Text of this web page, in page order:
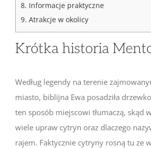
8. Informacje praktyczne
9. Atrakcje w okolicy
Krótka historia
Według legendy na terenie
miasto, biblijna Ewa posadziła
ten sposób miejscowi tłumaczą, skąd
wiele upraw cytryn oraz dlaczego
rajem. Faktycznie cytryny rosną tu ze